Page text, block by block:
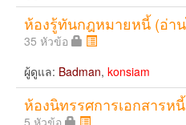
ห้องรู้ทันกฎหมายหนี้ (อ่าน
35 หัวข้อ
ผู้ดูแล: Badman, konsiam
ห้องนิทรรศการเอกสารห
5 หัวข้อ